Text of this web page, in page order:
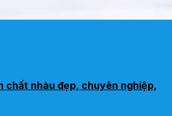
chất nhàu đẹp, chuyên nghiệp,